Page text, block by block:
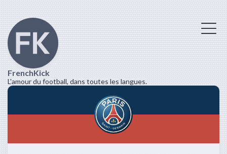
FrenchKick
L'amour du football, dans toutes les langues.